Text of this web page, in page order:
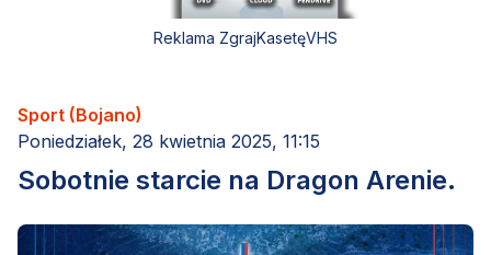
Reklama ZgrajKasetęVHS
Sport (Bojano)
Poniedziałek, 28 kwietnia 2025, 11:15
Sobotnie starcie na Dragon Arenie.